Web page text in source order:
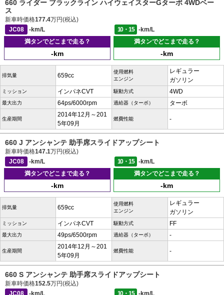
660 ライダー ブラックライン ハイウェイスターGターボ 4WDベー
ス
新車時価格177.4万円(税込)
JC08
-km/L 10・15
-km/L
満タンでどこまで走る？
-km
満タンでどこまで走る？
-km
排気量 659cc
使用燃料
エンジン
レギュラー
ガソリン
ミッション インパネCVT 駆動方式 4WD
最大出力 64ps/6000rpm 過給器（ターボ） ターボ
生産期間
2014年12月～201
5年09月
燃費性能 -
660 J アンシャンテ 助手席スライドアップシート
新車時価格147.1万円(税込)
JC08
-km/L 10・15
-km/L
満タンでどこまで走る？
-km
満タンでどこまで走る？
-km
排気量 659cc
使用燃料
エンジン
レギュラー
ガソリン
ミッション インパネCVT 駆動方式 FF
最大出力 49ps/6500rpm 過給器（ターボ） -
生産期間
2014年12月～201
5年09月
燃費性能 -
660 S アンシャンテ 助手席スライドアップシート
新車時価格152.5万円(税込)